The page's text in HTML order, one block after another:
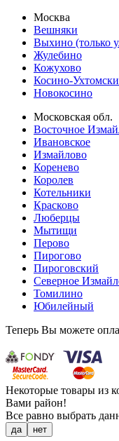
Москва
Вешняки
Выхино (только
Жулебино
Кожухово
Косино-
Новокосино
Московская обл.
Восточное
Ивановское
Измайлово
Коренево
Королев
Котельники
Красково
Люберцы
Мытищи
Перово
Пирогово
Пироговский
Северное
Томилино
Юбилейный
Теперь Вы можете
Некоторые товары из
Вами район!
Все равно выбрать